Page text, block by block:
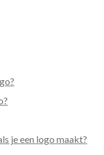
je een logo maakt?